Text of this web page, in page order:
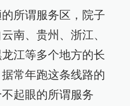
所谓服务区，院子
南、贵州、浙江、
江等多个地方的长
常年跑这条线路的
起眼的所谓服务